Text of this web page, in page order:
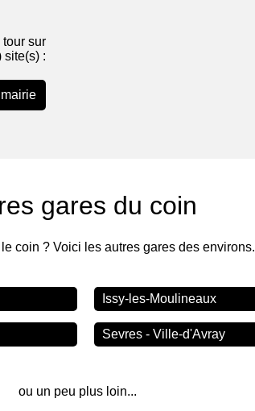
sur
site(s) :
gares du coin
coin ? Voici les autres gares des environs.
Issy-les-Moulineaux
Sevres - Ville-d'Avray
ou un peu plus loin...